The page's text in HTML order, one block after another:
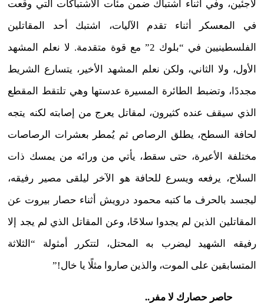
لاجئين، وفي أثناء اشتباك ضمن مئات الاشتباكات التي وقعت
في المعسكر أثناء تقدم الآليات، اشتبك أحد المقاتلين
الفلسطينيين في “بلوك 2” مع قوة متقدمة. لا نعلم المشهد
الأول، ولا الثاني، ولكن نعلم المشهد الأخير، يتسارع الشريط
مجددًا، وتضبط الطائرة المسيرة عدستها وهي تلتقط المقطع
الذي سيقف عنده كثيرون، لمقاتل يعرج من إصابته لكنه يتجه
لحافة السطح، يطلق الرصاص ثم يُمطر بعشرات الرصاصات
مختلفة الأعيرة، حتى سقط، يأتي من ورائه من يمسك ذات
السلاح، يرفعه ويسرع للحافة هو الآخر ليلقى مصير رفيقه،
ليجسد بالحرف ما كتبه محمود درويش أثناء حصار بيروت عن
المقاتلين الذين لم يجدوا سلاحًا، وعن المقاتل الذي لم يجد إلا
رفيقه الشهيد ليضرب به المحتل، لتتكرر أمثولة “الثلاثة
المتسابقين على الموت، والذين صاروا مثلًا يا خال!”
حاصر حصارك لا مفر..